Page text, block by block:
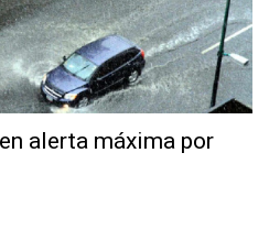
alerta máxima por